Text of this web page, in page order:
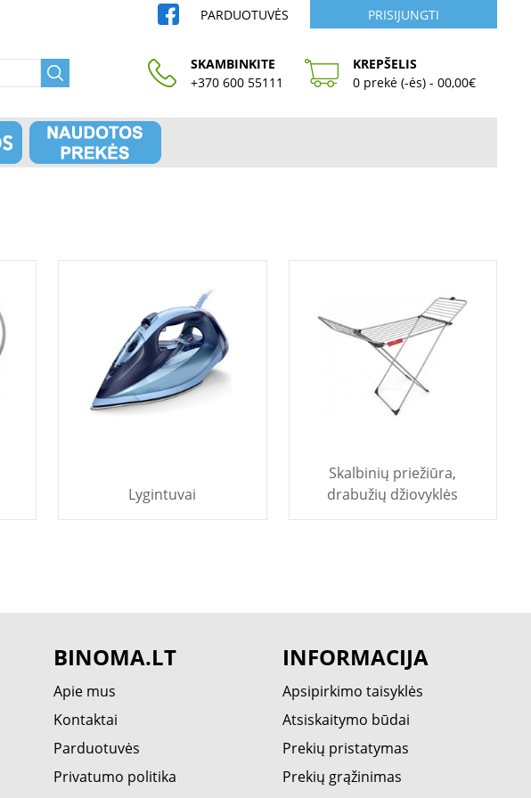
PARDUOTUVĖS PRISIJUNGTI
SKAMBINKITE
+370 600 55111
KREPŠELIS
0 prekė (-ės) - 00,00€
Lygintuvai
Skalbinių priežiūra,
drabužių džiovyklės
BINOMA.LT
Apie mus
Kontaktai
Parduotuvės
Privatumo politika
INFORMACIJA
Apsipirkimo taisyklės
Atsiskaitymo būdai
Prekių pristatymas
Prekių grąžinimas